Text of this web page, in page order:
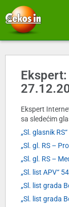
Ekspert
sa sledećim
„Sl. glasnik
„Sl. gl. RS –
„Sl. gl. RS –
„Sl. list APV“
„Sl. list grada
„Sl. list grada